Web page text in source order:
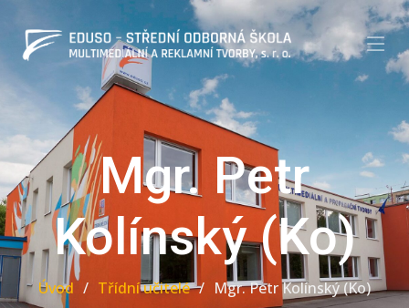
Mgr. Petr
Kolínský (Ko)
Úvod Třídní učitelé Mgr. Petr Kolínský (Ko)